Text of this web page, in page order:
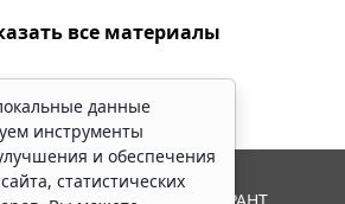
все материалы
данные
инструменты
и обеспечения
статистических